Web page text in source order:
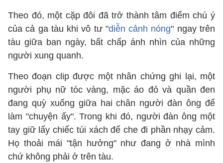
Theo đó, một cặp đôi đã trở thành tâm điểm chú ý
của cả ga tàu khi vô tư "diễn cảnh nóng" ngay trên
tàu giữa ban ngày, bất chấp ánh nhìn của những
người xung quanh.
Theo đoạn clip được một nhân chứng ghi lại, một
người phụ nữ tóc vàng, mặc áo đỏ và quần đen
đang quỳ xuống giữa hai chân người đàn ông để
làm "chuyện ấy". Trong khi đó, người đàn ông một
tay giữ lấy chiếc túi xách để che đi phần nhạy cảm.
Họ thoải mái "tận hưởng" như đang ở nhà mình
chứ không phải ở trên tàu.